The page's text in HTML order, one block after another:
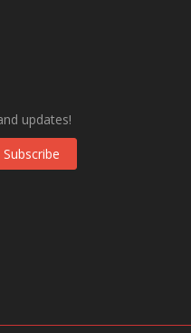
updates!
Subscribe